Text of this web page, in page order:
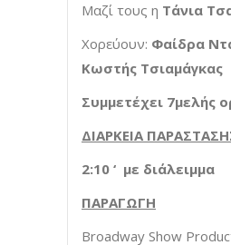
Μαζί τους η Τάνια
Χορεύουν: Φαίδρα
Κωστής Τσιαμάγκας
Συμμετέχει 7μελής
ΔΙΑΡΚΕΙΑ
2:10 ‘ με διάλειμμα
ΠΑΡΑΓΩΓΗ
Broadway Show